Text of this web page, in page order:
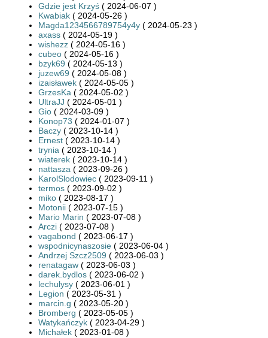
Gdzie jest Krzyś ( 2024-06-07 )
Kwabiak ( 2024-05-26 )
Magda1234566789754y4y ( 2024-05-23 )
axass ( 2024-05-19 )
wishezz ( 2024-05-16 )
cubeo ( 2024-05-16 )
bzyk69 ( 2024-05-13 )
juzew69 ( 2024-05-08 )
izaisławek ( 2024-05-05 )
GrzesKa ( 2024-05-02 )
UltraJJ ( 2024-05-01 )
Gio ( 2024-03-09 )
Konop73 ( 2024-01-07 )
Baczy ( 2023-10-14 )
Ernest ( 2023-10-14 )
trynia ( 2023-10-14 )
wiaterek ( 2023-10-14 )
nattasza ( 2023-09-26 )
KarolSlodowiec ( 2023-09-11 )
termos ( 2023-09-02 )
miko ( 2023-08-17 )
Motonii ( 2023-07-15 )
Mario Marin ( 2023-07-08 )
Arczi ( 2023-07-08 )
vagabond ( 2023-06-17 )
wspodnicynaszosie ( 2023-06-04 )
Andrzej Szcz2509 ( 2023-06-03 )
renatagaw ( 2023-06-03 )
darek.bydlos ( 2023-06-02 )
lechulysy ( 2023-06-01 )
Legion ( 2023-05-31 )
marcin.g ( 2023-05-20 )
Bromberg ( 2023-05-05 )
Watykańczyk ( 2023-04-29 )
Michałek ( 2023-01-08 )